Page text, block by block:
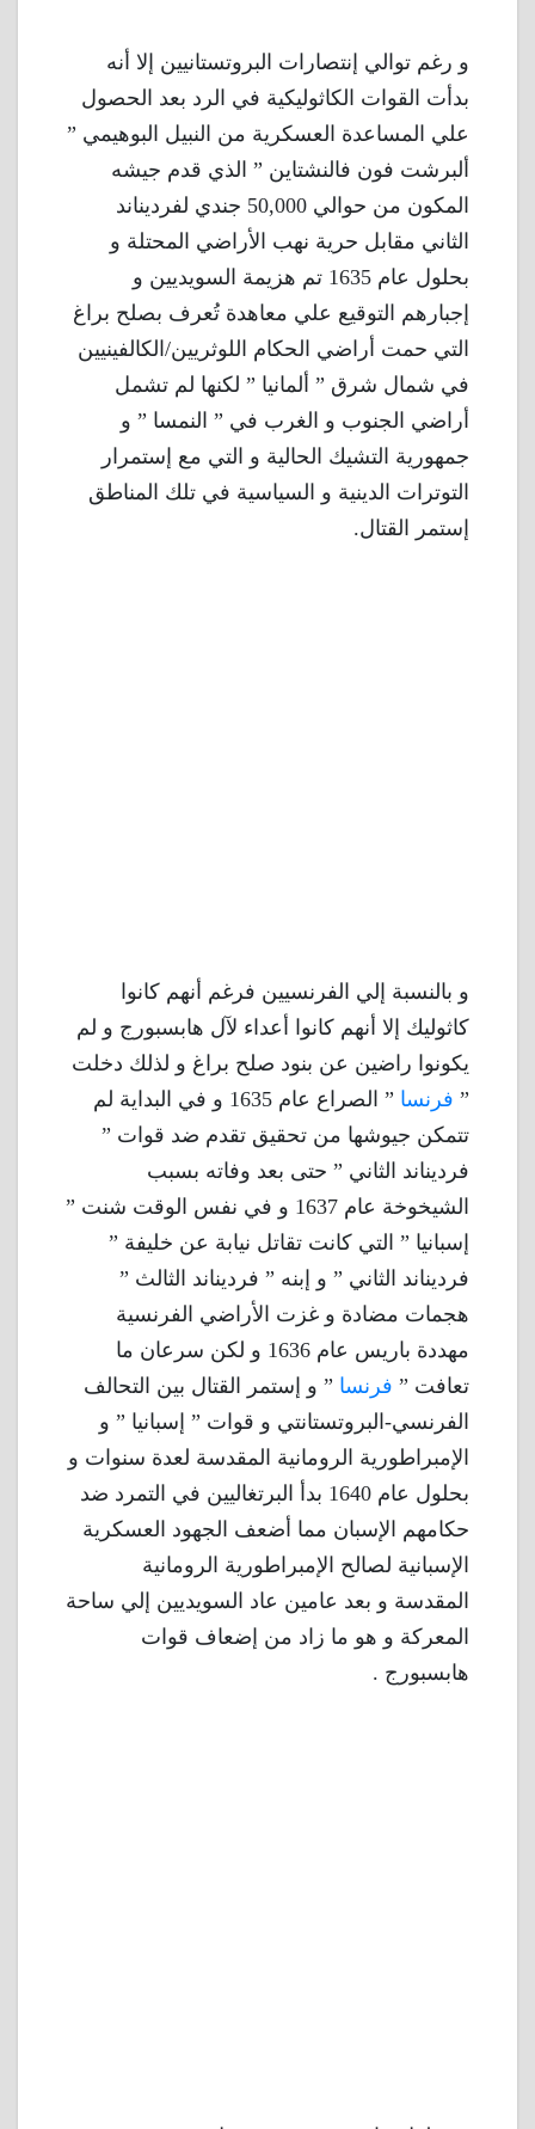
و رغم توالي إنتصارات البروتستانيين إلا أنه
بدأت القوات الكاثوليكية في الرد بعد الحصول
علي المساعدة العسكرية من النبيل البوهيمي ”
ألبرشت فون فالنشتاين ” الذي قدم جيشه
المكون من حوالي 50,000 جندي لفرديناند
الثاني مقابل حرية نهب الأراضي المحتلة و
بحلول عام 1635 تم هزيمة السويديين و
إجبارهم التوقيع علي معاهدة تُعرف بصلح براغ
التي حمت أراضي الحكام اللوثريين/الكالفينيين
في شمال شرق ” ألمانيا ” لكنها لم تشمل
أراضي الجنوب و الغرب في ” النمسا ” و
جمهورية التشيك الحالية و التي مع إستمرار
التوترات الدينية و السياسية في تلك المناطق
إستمر القتال.
و بالنسبة إلي الفرنسيين فرغم أنهم كانوا
كاثوليك إلا أنهم كانوا أعداء لآل هابسبورج و لم
يكونوا راضين عن بنود صلح براغ و لذلك دخلت
” فرنسا
” الصراع عام 1635 و في البداية لم
تتمكن جيوشها من تحقيق تقدم ضد قوات ”
فرديناند الثاني ” حتى بعد وفاته بسبب
الشيخوخة عام 1637 و في نفس الوقت شنت ”
إسبانيا ” التي كانت تقاتل نيابة عن خليفة ”
فرديناند الثاني ” و إبنه ” فرديناند الثالث ”
هجمات مضادة و غزت الأراضي الفرنسية
مهددة باريس عام 1636 و لكن سرعان ما
تعافت ” فرنسا ” و إستمر القتال بين التحالف
الفرنسي-البروتستانتي و قوات ” إسبانيا ” و
الإمبراطورية الرومانية المقدسة لعدة سنوات و
بحلول عام 1640 بدأ البرتغاليين في التمرد ضد
حكامهم الإسبان مما أضعف الجهود العسكرية
الإسبانية لصالح الإمبراطورية الرومانية
المقدسة و بعد عامين عاد السويديين إلي ساحة
المعركة و هو ما زاد من إضعاف قوات
هابسبورج .